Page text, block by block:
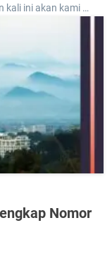
kali ini akan kami …
Nomor